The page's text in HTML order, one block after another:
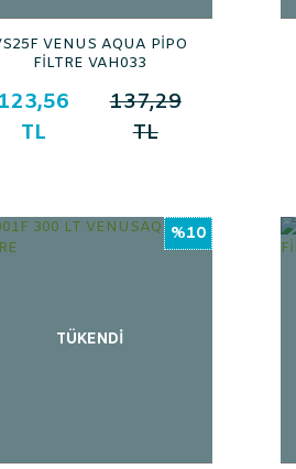
VENUS AQUA PİPO
FİLTRE VAH033
TL
137,29
TL
%10
TÜKENDİ